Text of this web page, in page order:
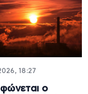
18:27
ο